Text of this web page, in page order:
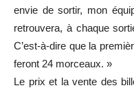
envie de sortir, mon
retrouvera, à chaque
C’est-à-dire que la
feront 24 morceaux. »
Le prix et la vente des